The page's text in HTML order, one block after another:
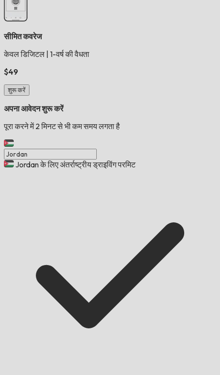
सीमित कवरेज
केवल डिजिटल 1-वर्ष की वैधता
$49
शुरू करें
अपना आवेदन शुरू करें
पूरा करने में 2 मिनट से भी कम समय लगता है
Jordan के लिए अंतर्राष्ट्रीय ड्राइविंग परमिट